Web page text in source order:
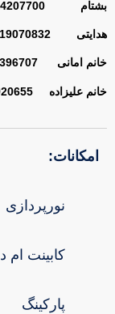
بشتام 09114207700
هدایتی 09119070832
خانم امانی 09114396707
خانم علیزاده 09119020655
امکانات:
نورپردازی
کابینت ام
پارکینگ